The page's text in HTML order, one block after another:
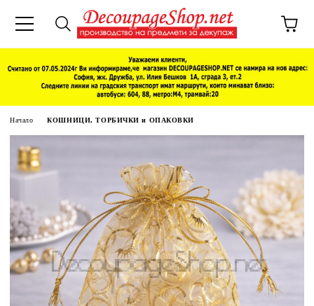
Начало КОШНИЦИ, ТОРБИЧКИ и ОПАКОВКИ